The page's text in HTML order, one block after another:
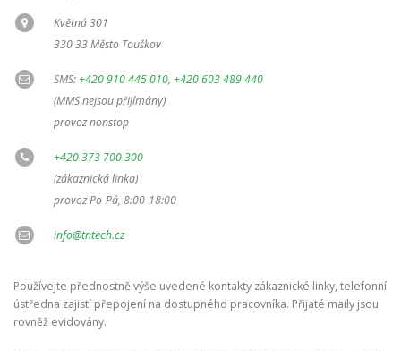
Květná 301
330 33 Město Touškov
SMS:+420 910 445 010, +420 603 489 440
(MMS nejsou přijímány)
provoz nonstop
+420 373 700 300
(zákaznická linka)
provoz Po-Pá, 8:00-18:00
info@tntech.cz
Používejte přednostně výše uvedené kontakty zákaznické linky, telefonní
ústředna zajistí přepojení na dostupného pracovníka. Přijaté maily jsou
rovněž evidovány.